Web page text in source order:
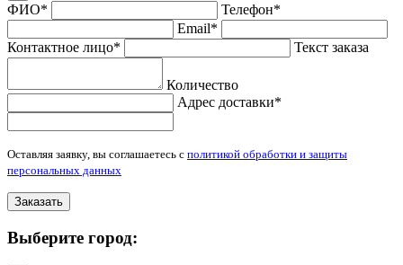
ФИО*
Телефон*
Email*
Контактное лицо*
Текст заказа
Количество
Адрес доставки*
Оставляя заявку, вы соглашаетесь с политикой обработки и защиты
персональных данных
Заказать
Выберите город: